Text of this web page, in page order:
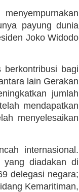
payung dunia
Joko Widodo
bagi
lain Gerakan
jumlah
mendapatkan
menyelesaikan
internasional.
yang diadakan di
delegasi negara;
Kemaritiman,